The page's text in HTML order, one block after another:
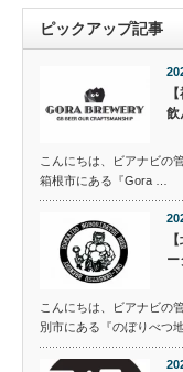
ピックアップ記事
飲
こんにちは、ビアナビの
箱根市にある『Gora …
ー
こんにちは、ビアナビの
別市にある『のぼりべつ